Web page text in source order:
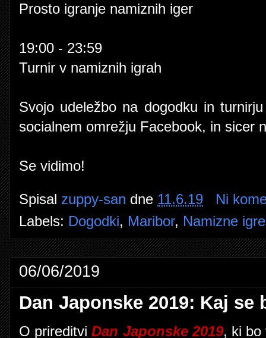
Prosto igranje namiznih iger
19:00 - 23:59
Turnir v namiznih igrah
Svojo udeležbo na dogodku in
socialnem omrežju Facebook, in sicer
Se vidimo!
Spisal zuppy-san dne 11.6.19
Ni
Labels: Dogodki, Maribor, Namizne igre
06/06/2019
Dan Japonske 2019: Kaj
O prireditviDan Japonske 2019, ki